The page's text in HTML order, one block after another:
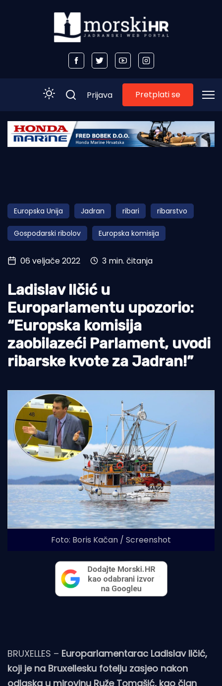
Početna
Obala
Otoci
Turizam i nautika
Pomorstvo
Ribolov
Ekologija
Tradicija i kultura
Prijava Pretplati se
Europska Unija Jadran ribari ribarstvo
Gospodarski ribolov Europska komisija
06 veljače 2022 3 min. čitanja
Ladislav Ilčić u
Europarlamentu upozorio:
“Europska komisija
zaobilazeći Parlament, uvodi
ribarske kvote za Jadran!”
Foto: Boris Kačan / Screenshot
BRUXELLES – Europarlamentarac Ladislav Ilčić,
koji je na Bruxellesku fotelju zasjeo nakon
odlaska u mirovinu Ruže Tomašić, kao član